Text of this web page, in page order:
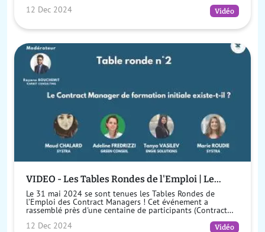
12 Dec 2024 Vidéo
VIDEO - Les Tables Rondes de l'Emploi | Le
Contract Manager de formation initiale existe-
t-il ?
Le 31 mai 2024 se sont tenues les Tables Rondes de
l’Emploi des Contract Managers ! Cet événement a
rassemblé près d'une centaine de participants (Contract
12 Dec 2024 Vidéo